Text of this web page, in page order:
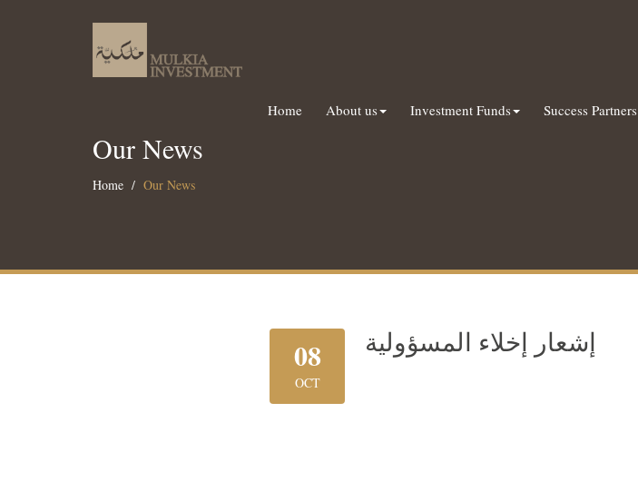
Home About us Investment Funds Success Partners
Our News
Home Our News
08
OCT
إشعار إخلاء المسؤولية